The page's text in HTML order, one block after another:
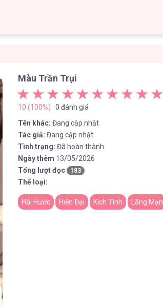
Màu Trần Trụi
10 (100%) · 0 đánh giá
Tên khác: Đang cập nhật
Tác giả: Đang cập nhật
Tình trạng: Đã hoàn thành
Ngày thêm 13/05/2026
Tổng lượt đọc
183
Thể loại:
Hài Hước Hiện Đại Kịch Tính Lãng Mạn